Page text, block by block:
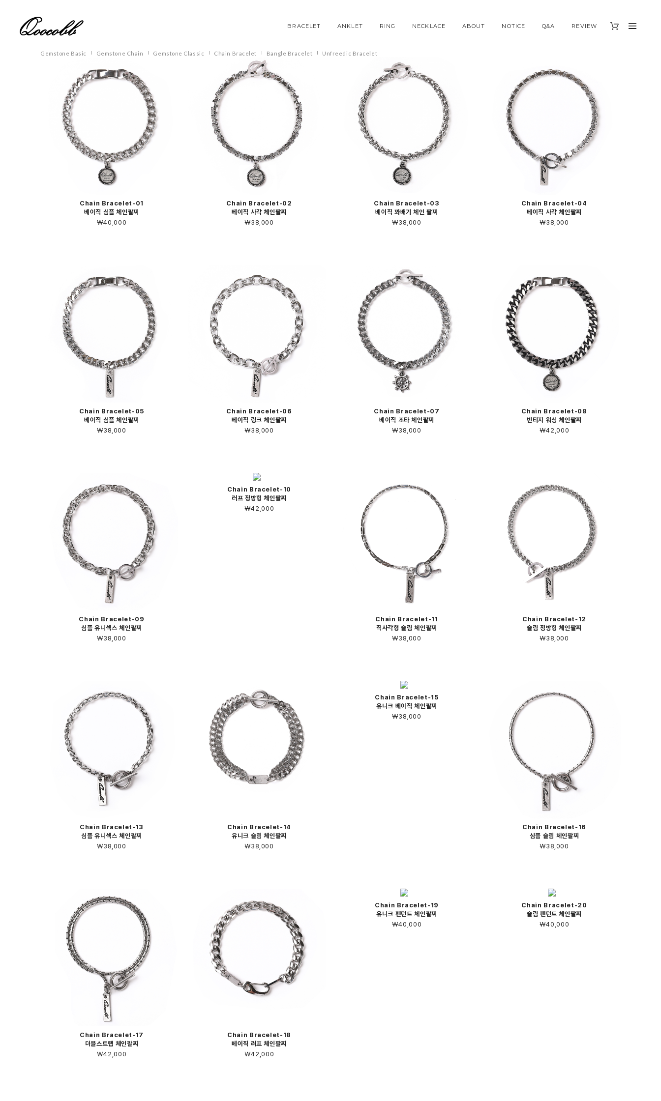
BRACELET ANKLET RING NECKLACE ABOUT NOTICE Q&A REVIEW
Gemstone Basic Gemstone Chain Gemstone Classic Chain Bracelet Bangle Bracelet Unfreedic Bracelet
Chain Bracelet-01
베이직 심플 체인팔찌
￦40,000
Chain Bracelet-02
베이직 사각 체인팔찌
￦38,000
Chain Bracelet-03
베이직 꽈배기 체인 팔찌
￦38,000
Chain Bracelet-04
베이직 사각 체인팔찌
￦38,000
Chain Bracelet-05
베이직 심플 체인팔찌
￦38,000
Chain Bracelet-06
베이직 링크 체인팔찌
￦38,000
Chain Bracelet-07
베이직 조타 체인팔찌
￦38,000
Chain Bracelet-08
빈티지 워싱 체인팔찌
￦42,000
Chain Bracelet-09
심플 유니섹스 체인팔찌
￦38,000
Chain Bracelet-10
러프 정방형 체인팔찌
￦42,000
Chain Bracelet-11
직사각형 슬림 체인팔찌
￦38,000
Chain Bracelet-12
슬림 정방형 체인팔찌
￦38,000
Chain Bracelet-13
심플 유니섹스 체인팔찌
￦38,000
Chain Bracelet-14
유니크 슬림 체인팔찌
￦38,000
Chain Bracelet-15
유니크 베이직 체인팔찌
￦38,000
Chain Bracelet-16
심플 슬림 체인팔찌
￦38,000
Chain Bracelet-17
더블스트랩 체인팔찌
￦42,000
Chain Bracelet-18
베이직 러프 체인팔찌
￦42,000
Chain Bracelet-19
유니크 펜던트 체인팔찌
￦40,000
Chain Bracelet-20
슬림 펜던트 체인팔찌
￦40,000